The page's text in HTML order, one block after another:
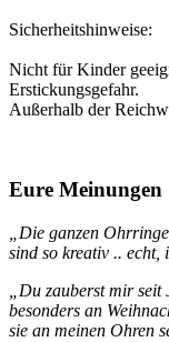
Sicherheitshinweise:
Nicht für Kinder
Erstickungsgefahr.
Außerhalb der
Eure Meinungen
„Die ganzen
sind so kreativ ..
„Du zauberst mir
besonders an
sie an meinen Ohren